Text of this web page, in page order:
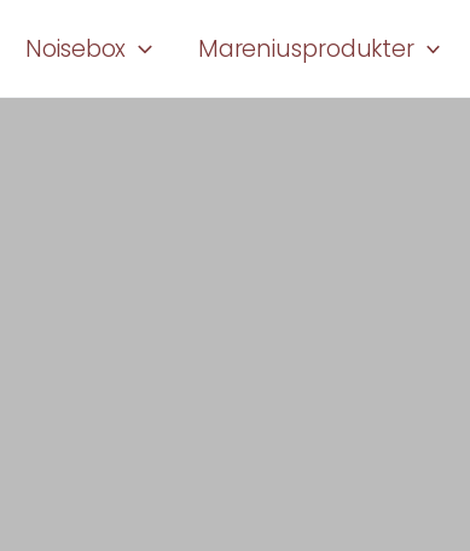
Noisebox Mareniusprodukter